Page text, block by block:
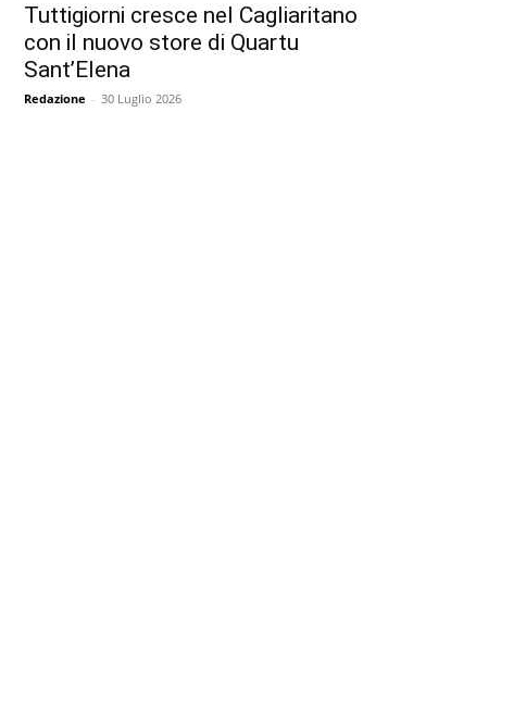
Tuttigiorni cresce nel Cagliaritano
con il nuovo store di Quartu
Sant’Elena
Redazione - 30 Luglio 2026